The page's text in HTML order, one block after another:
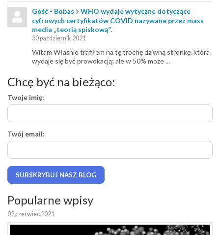
Gość - Bobas
WHO wydaje wytyczne dotyczące
cyfrowych certyfikatów COVID nazywane przez mass
media „teorią spiskową”.
30 październik 2021
Witam Właśnie trafiłem na tę trochę dziwną stronkę, która
wydaje się być prowokacją; ale w 50% może ...
Chcę być na bieżąco:
Twoje imię:
Twój email:
SUBSKRYBUJ NASZ BLOG
Popularne wpisy
02 czerwiec 2021